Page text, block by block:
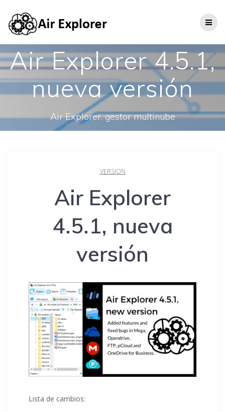
Air Explorer 4.5.1,
nueva versión
Air Explorer, gestor multinube
VERSION
Air Explorer
4.5.1, nueva
versión
Lista de cambios: